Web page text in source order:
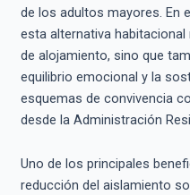
de los adultos mayores. En
esta alternativa
de alojamiento, sino que
equilibrio emocional y la
esquemas de convivencia
desde la Administración
Uno de los principales
reducción del aislamiento